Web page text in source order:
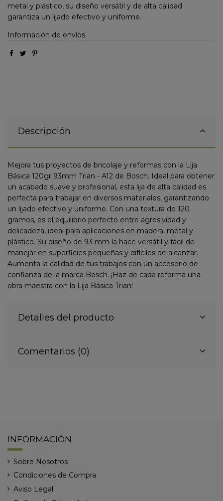
metal y plástico, su diseño versátil y de alta calidad
garantiza un lijado efectivo y uniforme.
Información de envíos
Descripción
Mejora tus proyectos de bricolaje y reformas con la Lija
Básica 120gr 93mm Trian - A12 de Bosch. Ideal para obtener
un acabado suave y profesional, esta lija de alta calidad es
perfecta para trabajar en diversos materiales, garantizando
un lijado efectivo y uniforme. Con una textura de 120
gramos, es el equilibrio perfecto entre agresividad y
delicadeza, ideal para aplicaciones en madera, metal y
plástico. Su diseño de 93 mm la hace versátil y fácil de
manejar en superficies pequeñas y difíciles de alcanzar.
Aumenta la calidad de tus trabajos con un accesorio de
confianza de la marca Bosch. ¡Haz de cada reforma una
obra maestra con la Lija Básica Trian!
Detalles del producto
Comentarios (0)
INFORMACIÓN
Sobre Nosotros
Condiciones de Compra
Aviso Legal